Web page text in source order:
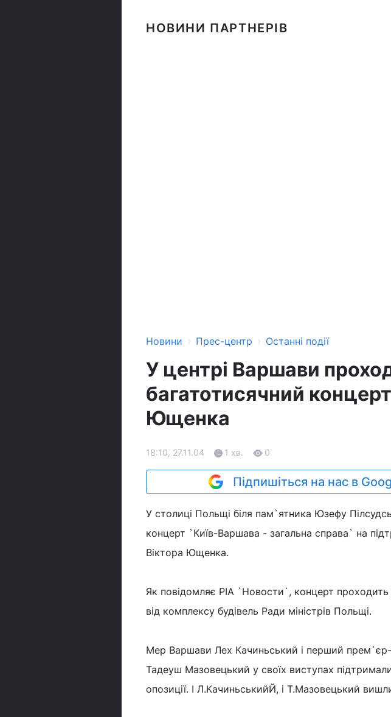
НОВИНИ ПАРТНЕРІВ
Новини › Прес-центр › Останні події
У центрі Варшави
багатотисячний
Ющенка
18:10, 27.11.04 1 хв. 0
Підпишіться на нас в
У столиці Польщі біля пам`ятника Юзефу
концерт `Київ-Варшава - загальна справа` на
Віктора Ющенка.
Як повідомляє РІА `Новости`, концерт
від комплексу будівель Ради міністрів Польщі.
Мер Варшави Лех Качиньський і перший прем`єр-
Тадеуш Мазовецький у своїх виступах
опозиції. І Л.КачиньськийЙ, і Т.Мазовецький